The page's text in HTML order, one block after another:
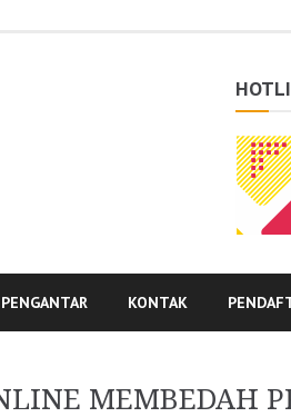
PENGANTAR KONTAK
MEMBEDAH